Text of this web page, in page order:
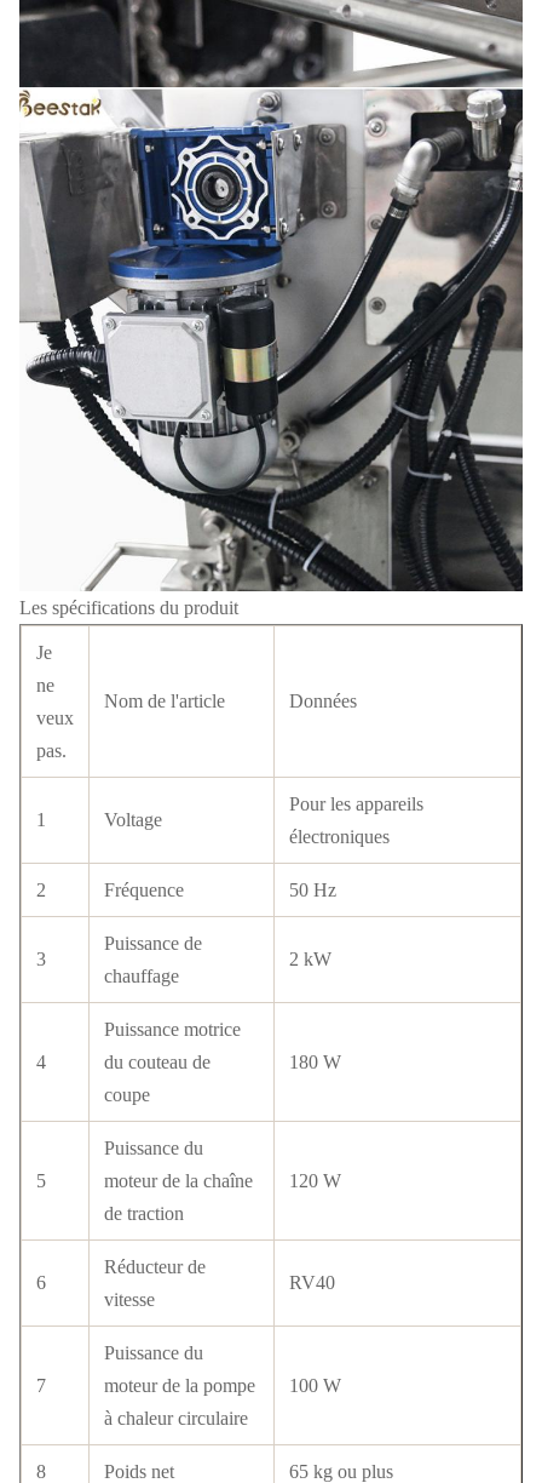
Les spécifications du produit
Je
ne
veux
pas.
Nom de l'article Données
1 Voltage
Pour les appareils
électroniques
2 Fréquence 50 Hz
3
Puissance de
chauffage
2 kW
4
Puissance motrice
du couteau de
coupe
180 W
5
Puissance du
moteur de la chaîne
de traction
120 W
6
Réducteur de
vitesse
RV40
7
Puissance du
moteur de la pompe
à chaleur circulaire
100 W
8 Poids net 65 kg ou plus